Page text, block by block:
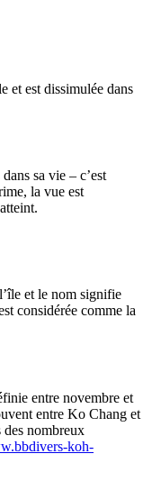
et est dissimulée dans
sa vie – c’est
la vue est
et le nom signifie
considérée comme la
entre novembre et
entre Ko Chang et
nombreux
koh-